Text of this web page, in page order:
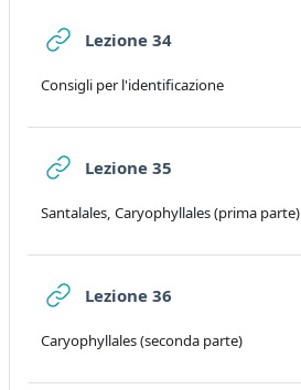
Lezione 34URL
Consigli per l'identificazione
Lezione 35
Santalales, Caryophyllales (prima parte)
Lezione 36
Caryophyllales (seconda parte)